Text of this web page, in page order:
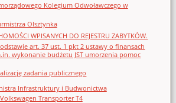
Kolegium Odwoławczego w
Olsztynka
WPISANYCH DO REJESTRU ZABYTKÓW.
art. 37 ust. 1 pkt 2 ustawy o finansach
wykonanie budżetu JST umorzenia pomoc
zadania publicznego
Infrastruktury i Budwonictwa
Transporter T4